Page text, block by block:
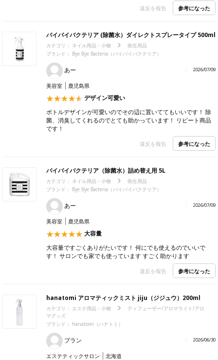
違反を報告 参考になった
バイバイバクテリア (除菌水）ダイレクトスプレータイプ 500ml
カテゴリ： ネイル用品・小物
衛生用品
ブランド： Bye Bye Bacteria（バイバイバクテリア）
あー 2026/07/09
美容室 鹿児島県
デザイン可愛い
ボトルデザインが可愛いのでその辺に置いててもいいです！ 除
菌、消臭してくれるのでとても助かっています！ リピート商品
です！
違反を報告 参考になった
バイバイバクテリア（除菌水）詰め替え用 5L
カテゴリ： ネイル用品・小物
衛生用品
ブランド： Bye Bye Bacteria（バイバイバクテリア）
あー 2026/07/09
美容室 鹿児島県
大容量
大容量ですごくありがたいです！ 何にでも使えるのでいいで
す！ サロンでも家でも使っています すごく助かります
違反を報告 参考になった
hanatomi アロマティックミスト jiju（ジジュウ）200ml
カテゴリ： エステ用品・小物
ディフューザー/アロマライト/アロ
マグッズ
ブランド： hanatomi（ハナトミ）
プラン 2026/06/30
エステティックサロン 北海道